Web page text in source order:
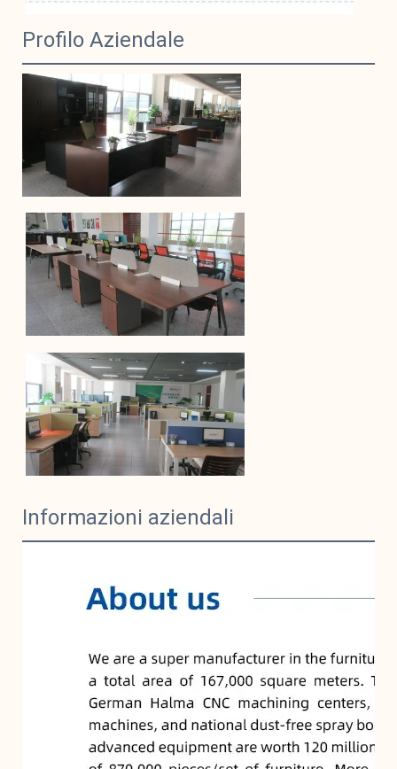
Profilo Aziendale
Informazioni aziendali